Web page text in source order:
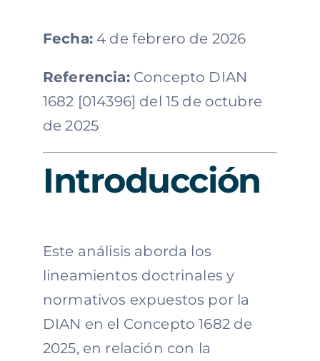
Fecha:4 de febrero de 2026
Referencia:Concepto DIAN
1682 [014396] del 15 de octubre
de 2025
Introducción
Este análisis aborda los
lineamientos doctrinales y
normativos expuestos por la
DIAN en el Concepto 1682 de
2025, en relación con la